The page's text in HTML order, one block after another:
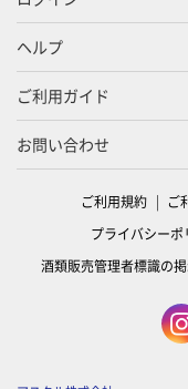
ヘルプ
ご利用ガイド
お問い合わせ
ご利用規約 ご
プライバシーポ
酒類販売管理者標識の